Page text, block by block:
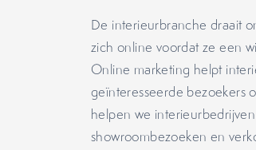
De interieurbranche draait
zich online voordat ze een
Online marketing helpt
geïnteresseerde bezoekers
helpen we
showroombezoeken en